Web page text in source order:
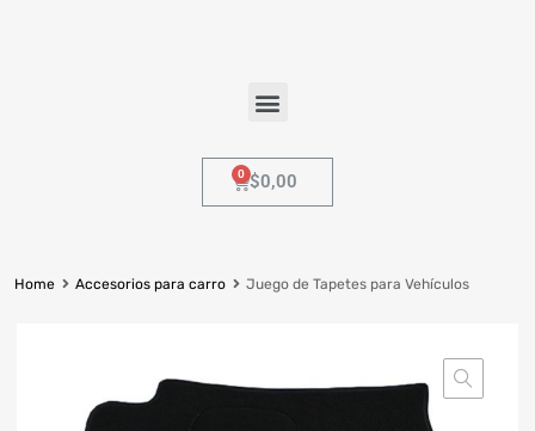
$0,00
Home Accesorios para carro Juego de Tapetes para Vehículos